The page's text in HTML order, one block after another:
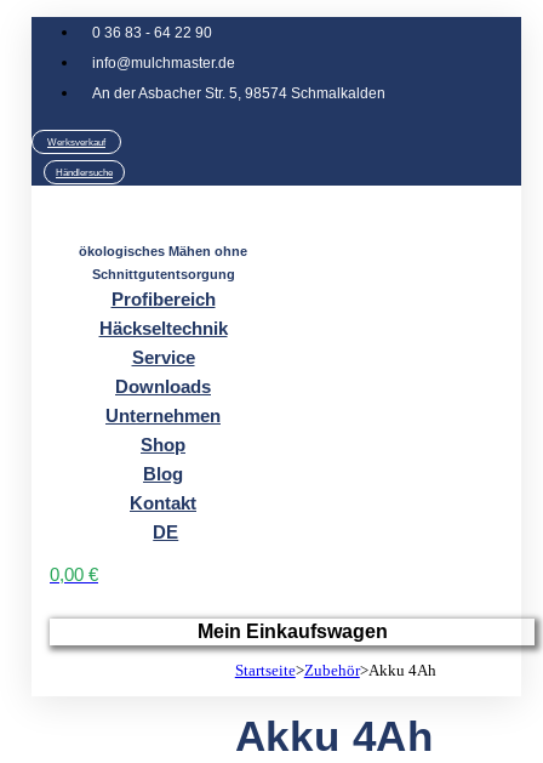
springen
0 36 83 - 64 22 90
info@mulchmaster.de
An der Asbacher Str. 5, 98574 Schmalkalden
Werksverkauf
Händlersuche
ökologisches Mähen ohne
Schnittgutentsorgung
Profibereich
Häckseltechnik
Service
Downloads
Unternehmen
Shop
Blog
Kontakt
DE
0,00 €
Mein Einkaufswagen
Startseite>Zubehör>Akku 4Ah
Akku 4Ah